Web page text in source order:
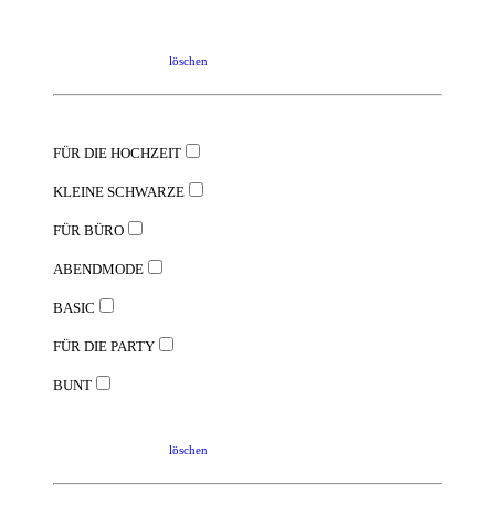
löschen
FÜR DIE HOCHZEIT
KLEINE SCHWARZE
FÜR BÜRO
ABENDMODE
BASIC
FÜR DIE PARTY
BUNT
löschen